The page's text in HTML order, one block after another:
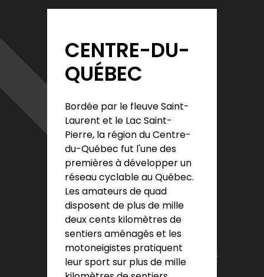
CENTRE-DU-
QUÉBEC
Bordée par le fleuve Saint-
Laurent et le Lac Saint-
Pierre, la région du Centre-
du-Québec fut l'une des
premières à développer un
réseau cyclable au Québec.
Les amateurs de quad
disposent de plus de mille
deux cents kilomètres de
sentiers aménagés et les
motoneigistes pratiquent
leur sport sur plus de mille